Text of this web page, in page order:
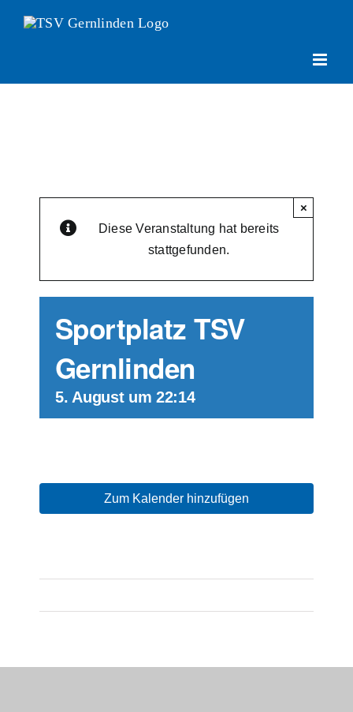
Inhalt
Diese Veranstaltung hat bereits
stattgefunden.
×
Sportplatz TSV
Gernlinden
5. August um 22:14
Zum Kalender hinzufügen